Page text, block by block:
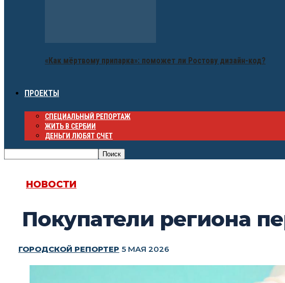
«Как мёртвому припарка»: поможет ли Ростову дизайн-код?
ПРОЕКТЫ
СПЕЦИАЛЬНЫЙ РЕПОРТАЖ
ЖИТЬ В СЕРБИИ
ДЕНЬГИ ЛЮБЯТ СЧЕТ
НОВОСТИ
Покупатели региона
ГОРОДСКОЙ РЕПОРТЕР 5 МАЯ 2026